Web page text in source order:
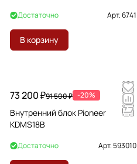
Достаточно Арт.6741
В корзину
73 200 ₽91 500 ₽ -20%
Внутренний блок Pioneer
KDMS18B
Достаточно Арт.593010